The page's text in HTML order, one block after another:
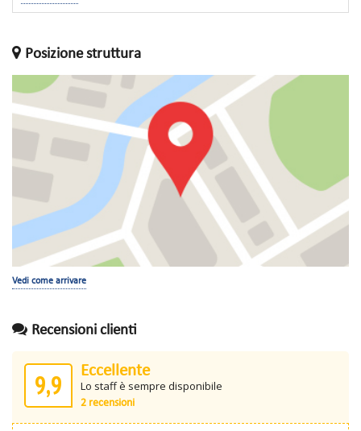
Posizione struttura
Vedi come arrivare
Recensioni clienti
9,9 Eccellente
Lo staff è sempre disponibile
2 recensioni